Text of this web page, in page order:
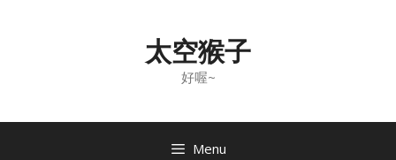
太空猴子
好喔~
Menu